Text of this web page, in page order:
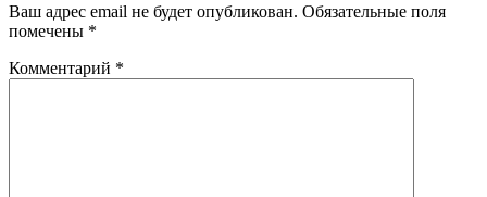
Ваш адрес email не будет опубликован. Обязательные поля
помечены *
Комментарий *